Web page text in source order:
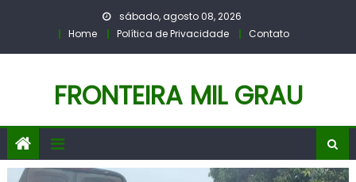
sábado, agosto 08, 2026
Home
Política de Privacidade Contato
FRONTEIRA MIL GRAU